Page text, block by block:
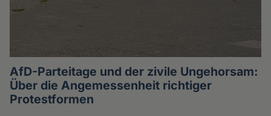
AfD-Parteitage und der zivile Ungehorsam:
Über die Angemessenheit richtiger
Protestformen